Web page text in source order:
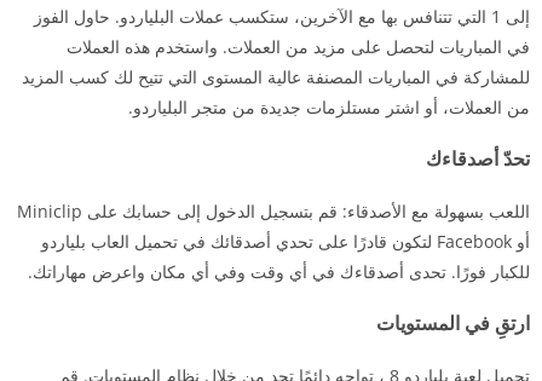
إلى 1 التي تتنافس بها مع الآخرين، ستكسب عملات البلياردو. حاول الفوز
في المباريات لتحصل على مزيد من العملات. واستخدم هذه العملات
للمشاركة في المباريات المصنفة عالية المستوى التي تتيح لك كسب المزيد
من العملات، أو اشتر مستلزمات جديدة من متجر البلياردو.
تحدّ أصدقاءك
اللعب بسهولة مع الأصدقاء: قم بتسجيل الدخول إلى حسابك على Miniclip
أو Facebook لتكون قادرًا على تحدي أصدقائك في تحميل العاب بلياردو
للكبار فورًا. تحدى أصدقاءك في أي وقت وفي أي مكان واعرض مهاراتك.
ارتقِ في المستويات
تحميل لعبة بلياردو 8 ، تواجه دائمًا تحدٍ من خلال نظام المستويات. قم